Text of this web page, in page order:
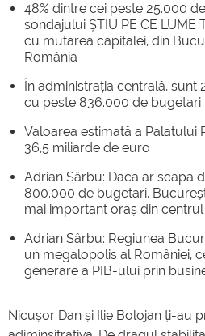
48% dintre cei peste 25.000
sondajului ȘTIU PE CE LUME
cu mutarea capitalei, din
România
În administrația centrală, sunt
cu peste 836.000 de bugetari
Valoarea estimată a Palatului
36,5 miliarde de euro
Adrian Sârbu: Dacă ar scăpa
800.000 de bugetari,
mai important oraș din
Adrian Sârbu: Regiunea
un megalopolis al României,
generare a PIB-ului prin
Nicușor Dan și Ilie Bolojan ți-au